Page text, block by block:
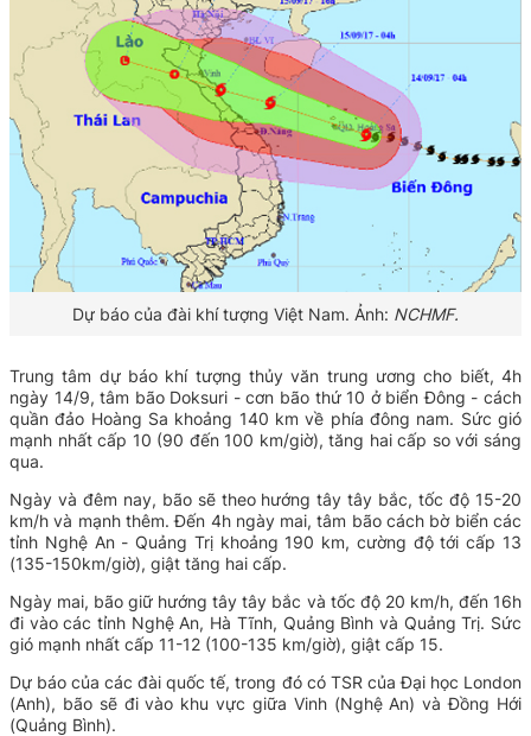
Dự báo của đài khí tượng Việt Nam. Ảnh: NCHMF.
Trung tâm dự báo khí tượng thủy văn trung ương cho biết, 4h
ngày 14/9, tâm bão Doksuri - cơn bão thứ 10 ở biển Đông - cách
quần đảo Hoàng Sa khoảng 140 km về phía đông nam. Sức gió
mạnh nhất cấp 10 (90 đến 100 km/giờ), tăng hai cấp so với sáng
qua.
Ngày và đêm nay, bão sẽ theo hướng tây tây bắc, tốc độ 15-20
km/h và mạnh thêm. Đến 4h ngày mai, tâm bão cách bờ biển các
tỉnh Nghệ An - Quảng Trị khoảng 190 km, cường độ tới cấp 13
(135-150km/giờ), giật tăng hai cấp.
Ngày mai, bão giữ hướng tây tây bắc và tốc độ 20 km/h, đến 16h
đi vào các tỉnh Nghệ An, Hà Tĩnh, Quảng Bình và Quảng Trị. Sức
gió mạnh nhất cấp 11-12 (100-135 km/giờ), giật cấp 15.
Dự báo của các đài quốc tế, trong đó có TSR của Đại học London
(Anh), bão sẽ đi vào khu vực giữa Vinh (Nghệ An) và Đồng Hới
(Quảng Bình).